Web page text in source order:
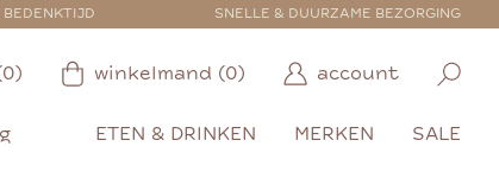
BEDENKTIJD SNELLE & DUURZAME BEZORGING
winkelmand (0) account
ETEN & DRINKEN MERKEN SALE